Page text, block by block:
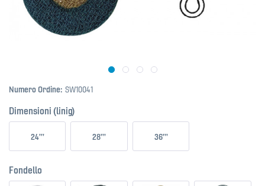
Numero Ordine: SW10041
Dimensioni (linig)
24''' 28''' 36'''
Fondello